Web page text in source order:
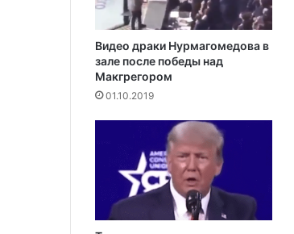
т
ь
в
с
н
Видео драки Нурмагомедова в
зале после победы над
Макгрегором‍
01.10.2019